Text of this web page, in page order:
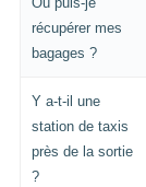
récupérer mes
bagages ?
Y a-t-il une
station de taxis
près de la sortie
?